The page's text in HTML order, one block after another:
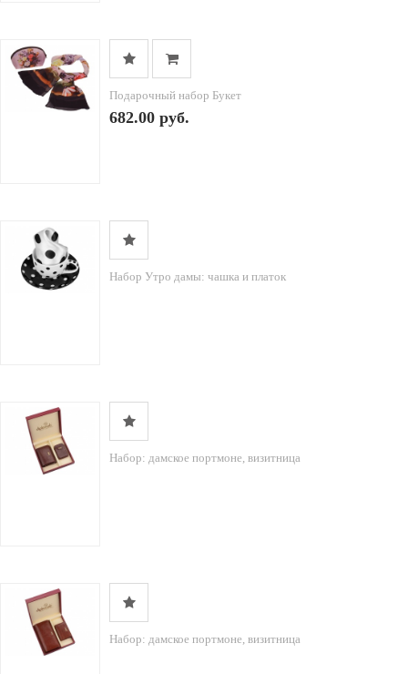
Подарочный набор Букет
682.00 руб.
Набор Утро дамы: чашка и платок
Набор: дамское портмоне, визитница
Набор: дамское портмоне, визитница